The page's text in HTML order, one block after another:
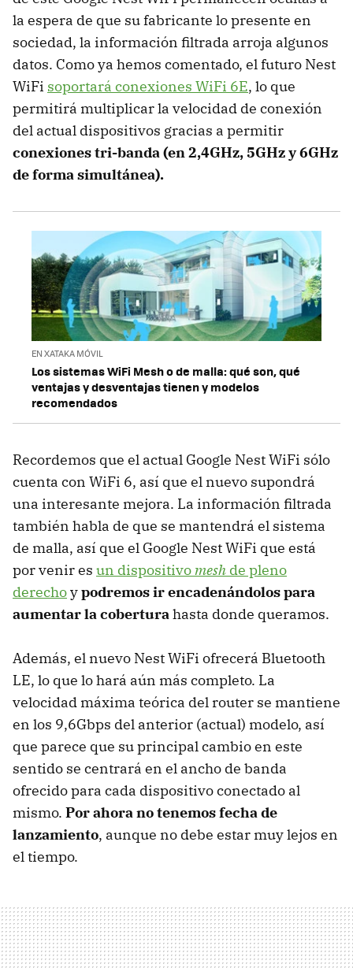
la espera de que su fabricante lo presente en
sociedad, la información filtrada arroja algunos
datos. Como ya hemos comentado, el futuro Nest
WiFi soportará conexiones WiFi 6E, lo que
permitirá multiplicar la velocidad de conexión
del actual dispositivos gracias a permitir
conexiones tri-banda (en 2,4GHz, 5GHz y 6GHz
de forma simultánea).
EN XATAKA MÓVIL
Los sistemas WiFi Mesh o de malla: qué son, qué
ventajas y desventajas tienen y modelos
recomendados
Recordemos que el actual Google Nest WiFi sólo
cuenta con WiFi 6, así que el nuevo supondrá
una interesante mejora. La información filtrada
también habla de que se mantendrá el sistema
de malla, así que el Google Nest WiFi que está
por venir es un dispositivomesh de pleno
derechoypodremos ir encadenándolos para
aumentar la coberturahasta donde queramos.
Además, el nuevo Nest WiFi ofrecerá Bluetooth
LE, lo que lo hará aún más completo. La
velocidad máxima teórica del router se mantiene
en los 9,6Gbps del anterior (actual) modelo, así
que parece que su principal cambio en este
sentido se centrará en el ancho de banda
ofrecido para cada dispositivo conectado al
mismo. Por ahora no tenemos fecha de
lanzamiento, aunque no debe estar muy lejos en
el tiempo.